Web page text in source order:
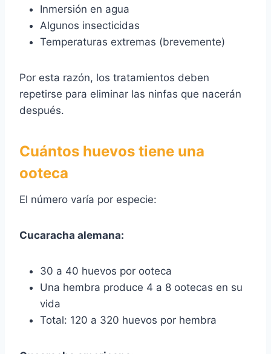
Inmersión en agua
Algunos insecticidas
Temperaturas extremas (brevemente)
Por esta razón, los tratamientos deben
repetirse para eliminar las ninfas que nacerán
después.
Cuántos huevos tiene una
ooteca
El número varía por especie:
Cucaracha alemana:
30 a 40 huevos por ooteca
Una hembra produce 4 a 8 ootecas en su
vida
Total: 120 a 320 huevos por hembra